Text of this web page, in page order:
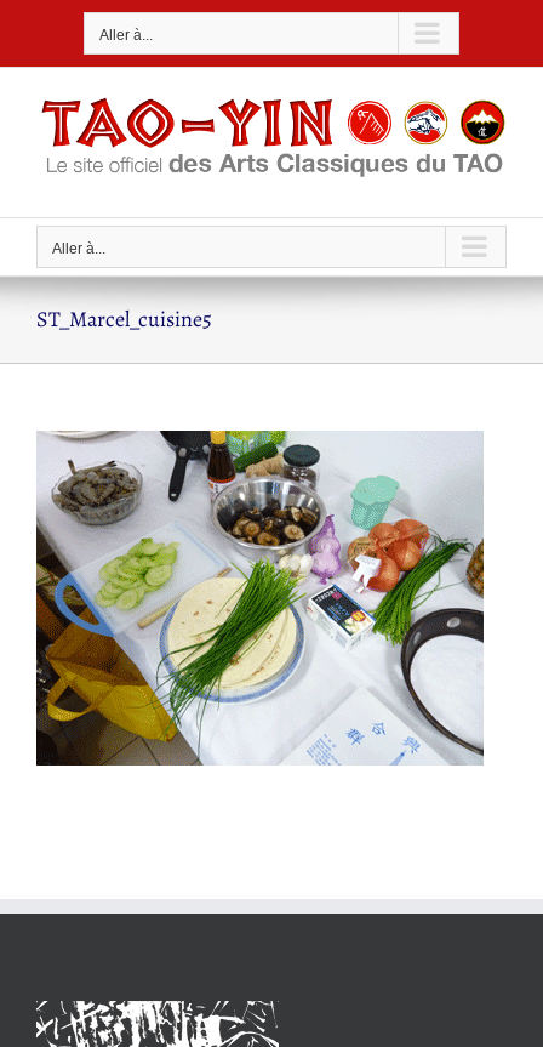
Aller à...
Aller à...
ST_Marcel_cuisine5